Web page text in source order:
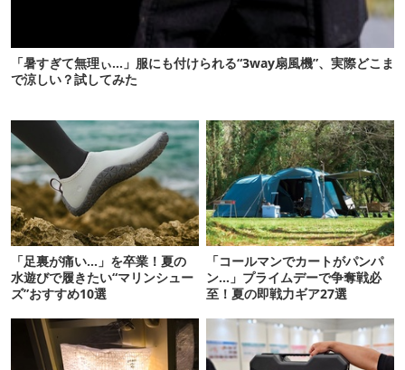
「暑すぎて無理ぃ…」服にも付けられる“3way扇風機”、実際どこま
で涼しい？試してみた
「足裏が痛い…」を卒業！夏の
水遊びで履きたい“マリンシュー
ズ”おすすめ10選
「コールマンでカートがパンパ
ン…」プライムデーで争奪戦必
至！夏の即戦力ギア27選